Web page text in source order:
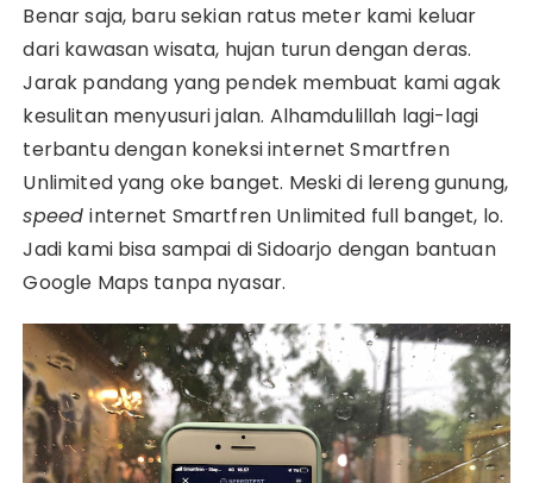
Benar saja, baru sekian ratus meter kami keluar
dari kawasan wisata, hujan turun dengan deras.
Jarak pandang yang pendek membuat kami agak
kesulitan menyusuri jalan. Alhamdulillah lagi-lagi
terbantu dengan koneksi internet Smartfren
Unlimited yang oke banget. Meski di lereng gunung,
speedinternet Smartfren Unlimited full banget, lo.
Jadi kami bisa sampai di Sidoarjo dengan bantuan
Google Maps tanpa nyasar.